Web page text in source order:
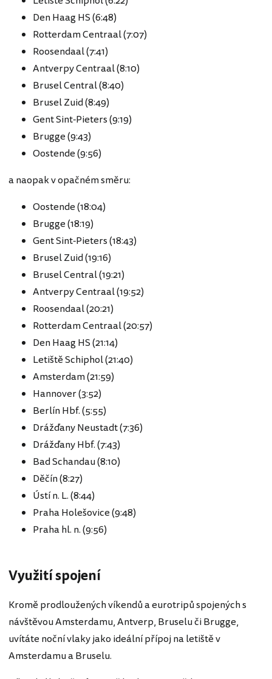
Den Haag HS (6:48)
Rotterdam Centraal (7:07)
Roosendaal (7:41)
Antverpy Centraal (8:10)
Brusel Central (8:40)
Brusel Zuid (8:49)
Gent Sint-Pieters (9:19)
Brugge (9:43)
Oostende (9:56)
a naopak v opačném směru:
Oostende (18:04)
Brugge (18:19)
Gent Sint-Pieters (18:43)
Brusel Zuid (19:16)
Brusel Central (19:21)
Antverpy Centraal (19:52)
Roosendaal (20:21)
Rotterdam Centraal (20:57)
Den Haag HS (21:14)
Letiště Schiphol (21:40)
Amsterdam (21:59)
Hannover (3:52)
Berlín Hbf. (5:55)
Drážďany Neustadt (7:36)
Drážďany Hbf. (7:43)
Bad Schandau (8:10)
Děčín (8:27)
Ústí n. L. (8:44)
Praha Holešovice (9:48)
Praha hl. n. (9:56)
Využití spojení
Kromě prodloužených víkendů a eurotripů spojených s
návštěvou Amsterdamu, Antverp, Bruselu či Brugge,
uvítáte noční vlaky jako ideální přípoj na letiště v
Amsterdamu a Bruselu.